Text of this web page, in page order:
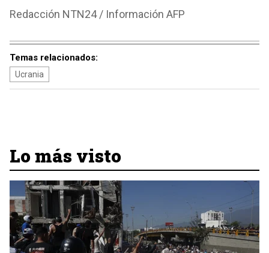
Redacción NTN24 / Información AFP
Temas relacionados:
Ucrania
Lo más visto